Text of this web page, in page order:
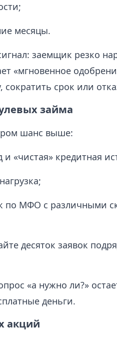
месяцы.
заемщик резко
«мгновенное
срок или
займа
шанс выше:
«чистая» кредитная
по МФО с различными
десяток заявок
«а нужно ли?»
деньги.
акций